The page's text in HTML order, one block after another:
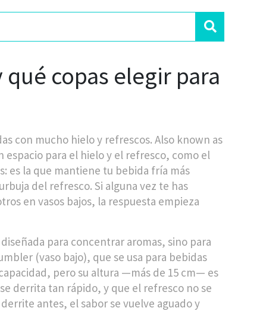
copas elegir para
con mucho hielo y refrescos. Also known as
para el hielo y el refresco, como el
es la que mantiene tu bebida fría más
del refresco. Si alguna vez te has
en vasos bajos, la respuesta empieza
para concentrar aromas, sino para
(vaso bajo), que se usa para bebidas
pero su altura —más de 15 cm— es
derrita tan rápido, y que el refresco no se
antes, el sabor se vuelve aguado y